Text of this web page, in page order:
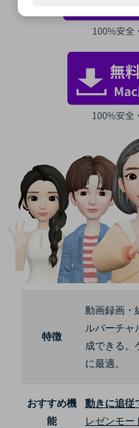
特徴
動画録画・
ルバーチャ
成できる。
に最適。
おすすめ機
能
動きに追従
レゼンモー